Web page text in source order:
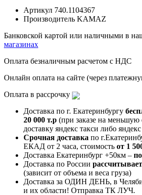
Артикул 740.1104367
Производитель KAMAZ
Банковской картой или наличными в
магазинах
Оплата безналичным расчетом с НДС
Онлайн оплата на сайте (через
Оплата в рассрочку
Доставка по г. Екатеринбургу
20 000 т.р (при заказе на меньшую
доставку яндекс такси либо
Срочная доставка по
ЕКАД от 2 часа, стоимость от 1
Доставка Екатеринбург +50км –
Доставка по России
(зависит от объема и веса груза)
Доставка за ОДИН ДЕНЬ, в
и их области! Отправка ТК ЛУЧ.